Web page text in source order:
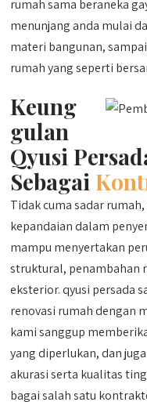
rumah sama beraneka
menunjang anda mulai
materi bangunan,
rumah yang seperti
Keung
gulan
Qyusi
Sebagai
Tidak cuma sadar
kepandaian dalam
mampu menyertakan
struktural, penambahan
eksterior. qyusi persada
renovasi rumah dengan
kami sanggup
yang diperlukan, dan
akurasi serta kualitas
bagai salah satu